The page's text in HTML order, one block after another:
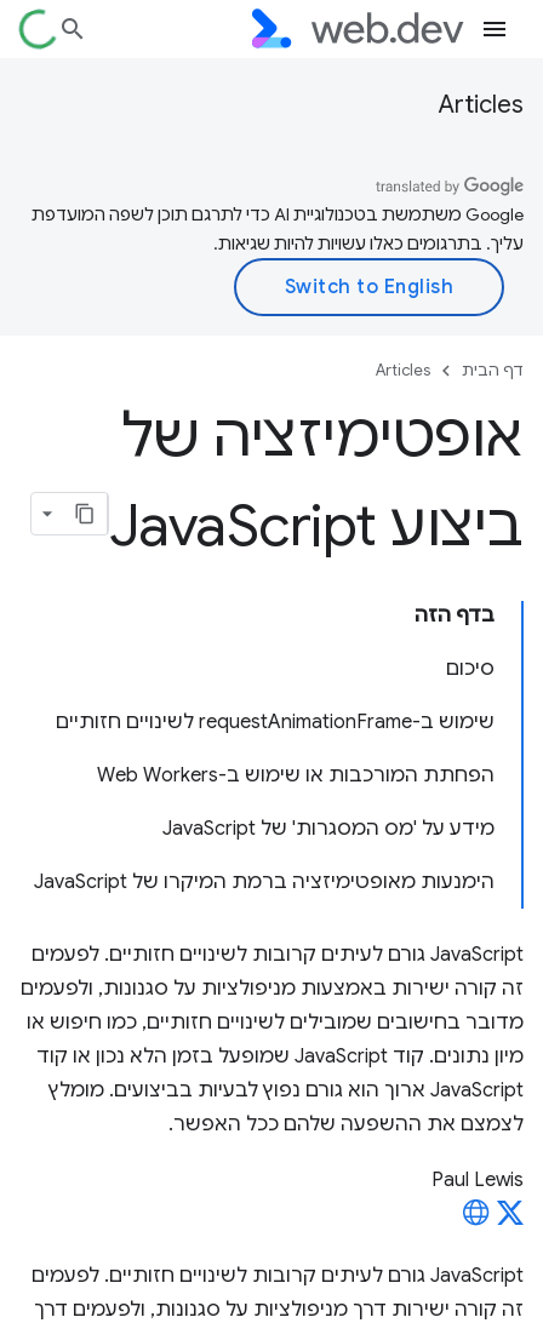
Articles
‫Google משתמשת בטכנולוגיית AI כדי לתרגם תוכן לשפה המועדפת
עליך. בתרגומים כאלו עשויות להיות שגיאות.
דף הבית Articles
אופטימיזציה של
ביצוע Java Script
בדף הזה
סיכום
שימוש ב-requestAnimationFrame לשינויים חזותיים
הפחתת המורכבות או שימוש ב-Web Workers
מידע על 'מס המסגרות' של JavaScript
הימנעות מאופטימיזציה ברמת המיקרו של JavaScript
JavaScript גורם לעיתים קרובות לשינויים חזותיים. לפעמים
זה קורה ישירות באמצעות מניפולציות על סגנונות, ולפעמים
מדובר בחישובים שמובילים לשינויים חזותיים, כמו חיפוש או
מיון נתונים. קוד JavaScript שמופעל בזמן הלא נכון או קוד
JavaScript ארוך הוא גורם נפוץ לבעיות בביצועים. מומלץ
לצמצם את ההשפעה שלהם ככל האפשר.
Paul Lewis
JavaScript גורם לעיתים קרובות לשינויים חזותיים. לפעמים
זה קורה ישירות דרך מניפולציות על סגנונות, ולפעמים דרך